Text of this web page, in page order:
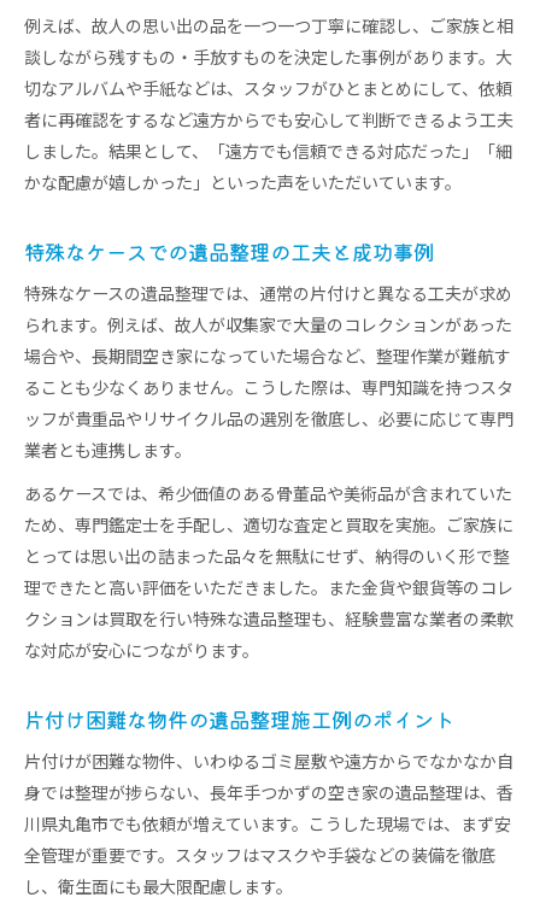
例えば、故人の思い出の品を一つ一つ丁寧に確認し、ご家族と相
談しながら残すもの・手放すものを決定した事例があります。大
切なアルバムや手紙などは、スタッフがひとまとめにして、依頼
者に再確認をするなど遠方からでも安心して判断できるよう工夫
しました。結果として、「遠方でも信頼できる対応だった」「細
かな配慮が嬉しかった」といった声をいただいています。
特殊なケースでの遺品整理の工夫と成功事例
特殊なケースの遺品整理では、通常の片付けと異なる工夫が求め
られます。例えば、故人が収集家で大量のコレクションがあった
場合や、長期間空き家になっていた場合など、整理作業が難航す
ることも少なくありません。こうした際は、専門知識を持つスタ
ッフが貴重品やリサイクル品の選別を徹底し、必要に応じて専門
業者とも連携します。
あるケースでは、希少価値のある骨董品や美術品が含まれていた
ため、専門鑑定士を手配し、適切な査定と買取を実施。ご家族に
とっては思い出の詰まった品々を無駄にせず、納得のいく形で整
理できたと高い評価をいただきました。また金貨や銀貨等のコレ
クションは買取を行い特殊な遺品整理も、経験豊富な業者の柔軟
な対応が安心につながります。
片付け困難な物件の遺品整理施工例のポイント
片付けが困難な物件、いわゆるゴミ屋敷や遠方からでなかなか自
身では整理が捗らない、長年手つかずの空き家の遺品整理は、香
川県丸亀市でも依頼が増えています。こうした現場では、まず安
全管理が重要です。スタッフはマスクや手袋などの装備を徹底
し、衛生面にも最大限配慮します。